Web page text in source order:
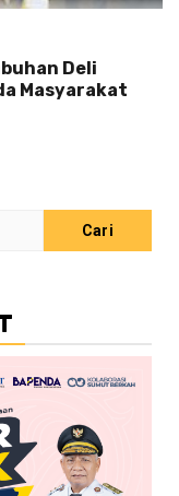
Deli
Masyarakat